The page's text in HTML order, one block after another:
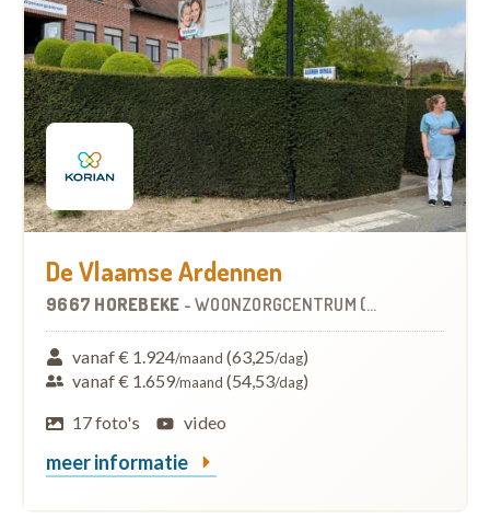
De Vlaamse Ardennen
9667 HOREBEKE - WOONZORGCENTRUM (WZC)
vanaf € 1.924/maand (63,25/dag)
vanaf € 1.659/maand (54,53/dag)
17 foto's
video
meer informatie